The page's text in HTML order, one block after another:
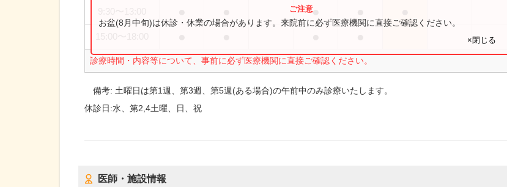
●
診療時間・内容等について、事前に必ず医療機関に直接ご確認ください。
お盆(8月中旬)は休診・休業の場合があります。来院前に必ず医療機関に直接ご確認ください。
×閉じる
備考: 土曜日は第1週、第3週、第5週(ある場合)の午前中のみ診療いたします。
休診日:水、第2,4土曜、日、祝
医師・施設情報